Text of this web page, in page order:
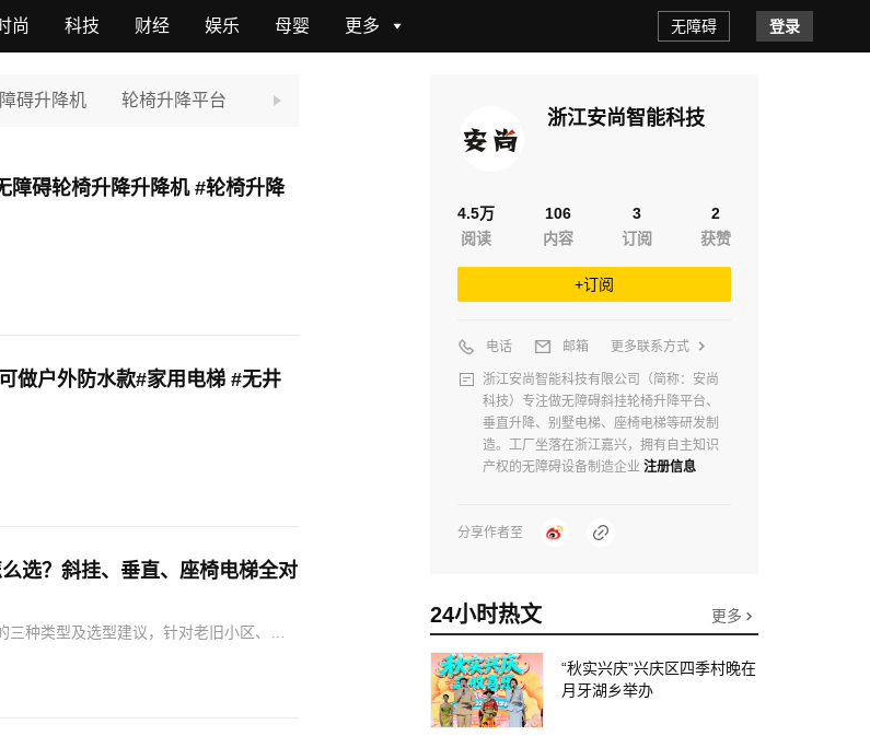
尚 科技 财经 娱乐 母婴 更多 登录
无障碍
碍升降机 轮椅升降平台
障碍轮椅升降升降机 #轮椅升降
做户外防水款#家用电梯 #无井
选？斜挂、垂直、座椅电梯全对
种类型及选型建议，针对老旧小区、别
浙江安尚智能科技
4.5万
阅读
106
内容
3
订阅
2
获赞
+订阅
电话 邮箱 更多联系方式
浙江安尚智能科技有限公司（简称：安尚
科技）专注做无障碍斜挂轮椅升降平台、
垂直升降、别墅电梯、座椅电梯等研发制
造。工厂坐落在浙江嘉兴，拥有自主知识
产权的无障碍设备制造企业 注册信息
分享作者至
24小时热文 更多
“秋实兴庆”兴庆区四季村晚在
月牙湖乡举办